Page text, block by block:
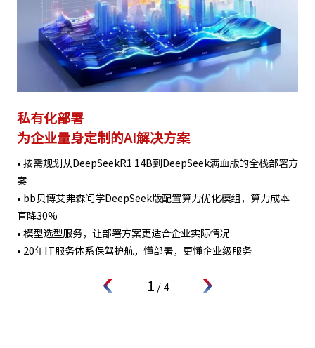
私有化部署
为企业量身定制的AI解决方案
• 按需规划从DeepSeekR1 14B到DeepSeek满血版的全栈部署方
案
• bb贝博艾弗森问学DeepSeek版配置算力优化模组，算力成本
直降30%
• 模型选型服务，让部署方案更适合企业实际情况
• 20年IT服务体系保驾护航，懂部署，更懂企业级服务
1 / 4